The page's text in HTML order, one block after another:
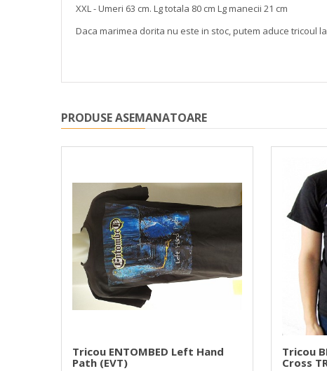
XXL - Umeri 63 cm. Lg totala 80 cm Lg manecii 21 cm
Daca marimea dorita nu este in stoc, putem aduce tricoul
PRODUSE ASEMANATOARE
Tricou ENTOMBED Left Hand
Path (EVT)
Tricou
Cross